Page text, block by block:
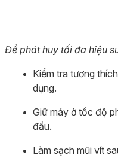
Để phát huy tối đa hiệu
Kiểm tra tương
dụng.
Giữ máy ở tốc độ
đầu.
Làm sạch mũi vít